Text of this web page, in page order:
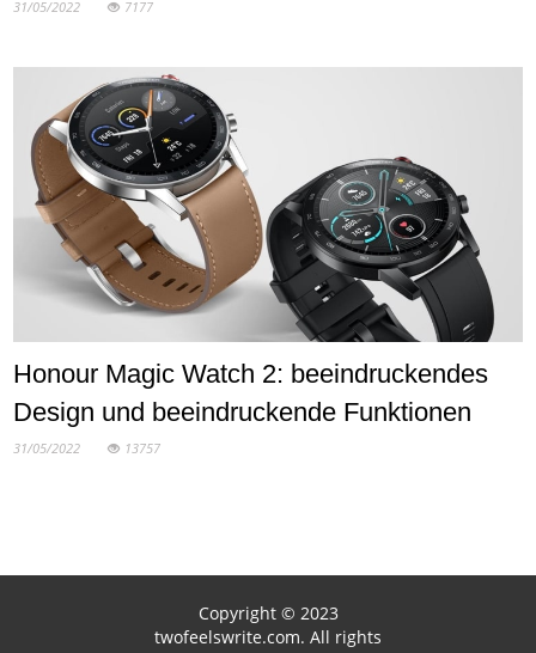
31/05/2022 7177
Honour Magic Watch 2: beeindruckendes
Design und beeindruckende Funktionen
31/05/2022 13757
Copyright © 2023
twofeelswrite.com. All rights